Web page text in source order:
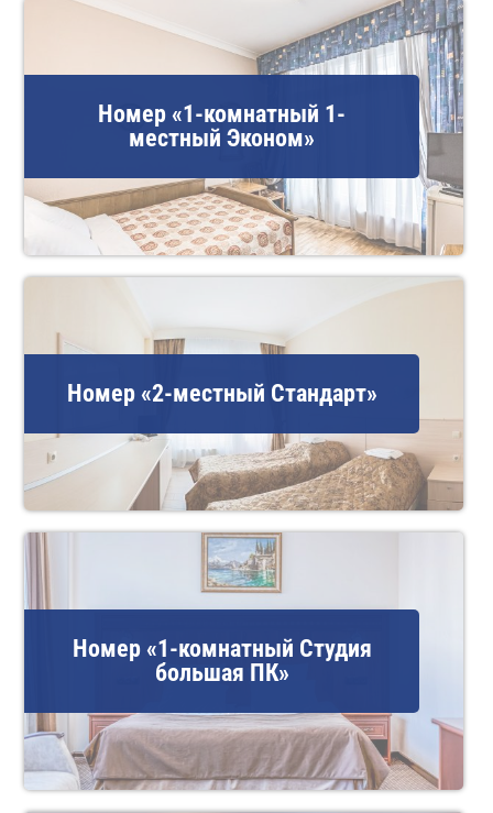
Номер «1-комнатный 1-
местный Эконом»
Номер «2-местный Стандарт»
Номер «1-комнатный Студия
большая ПК»